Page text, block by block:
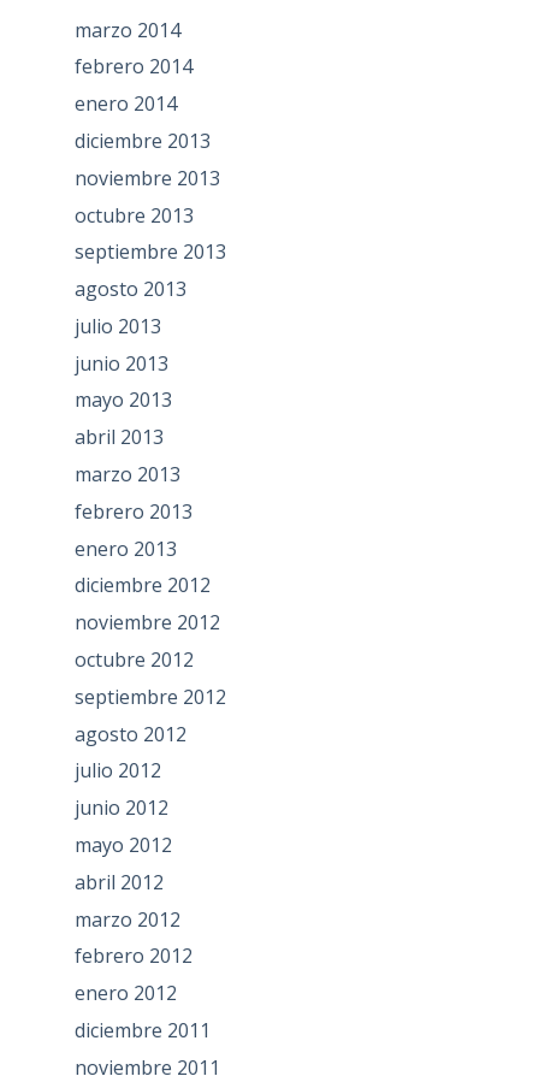
marzo 2014
febrero 2014
enero 2014
diciembre 2013
noviembre 2013
octubre 2013
septiembre 2013
agosto 2013
julio 2013
junio 2013
mayo 2013
abril 2013
marzo 2013
febrero 2013
enero 2013
diciembre 2012
noviembre 2012
octubre 2012
septiembre 2012
agosto 2012
julio 2012
junio 2012
mayo 2012
abril 2012
marzo 2012
febrero 2012
enero 2012
diciembre 2011
noviembre 2011